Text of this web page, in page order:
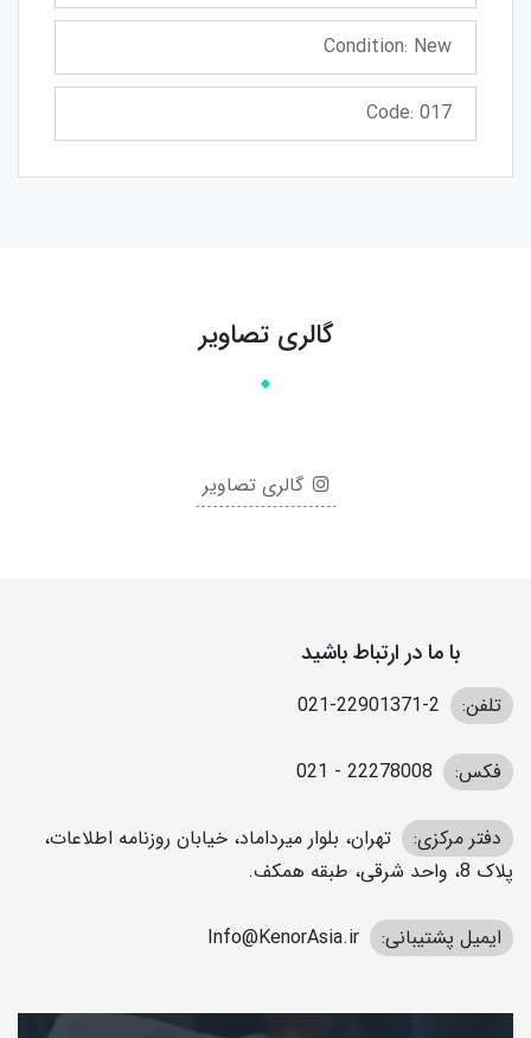
Condition: New
Code: 017
گالری تصاویر
گالری تصاویر
با ما در ارتباط باشید
تلفن: 2-22901371-021
فکس: 22278008 - 021
دفتر مرکزی:
تهران، بلوار میرداماد، خیابان روزنامه اطلاعات،
پلاک 8، واحد شرقی، طبقه همکف.
ایمیل پشتیبانی: Info@KenorAsia.ir